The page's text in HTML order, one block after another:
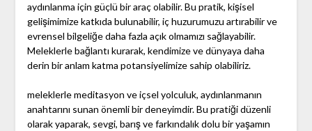
aydınlanma için güçlü bir araç olabilir. Bu pratik, kişisel
gelişimimize katkıda bulunabilir, iç huzurumuzu artırabilir ve
evrensel bilgeliğe daha fazla açık olmamızı sağlayabilir.
Meleklerle bağlantı kurarak, kendimize ve dünyaya daha
derin bir anlam katma potansiyelimize sahip olabiliriz.
meleklerle meditasyon ve içsel yolculuk, aydınlanmanın
anahtarını sunan önemli bir deneyimdir. Bu pratiği düzenli
olarak yaparak, sevgi, barış ve farkındalık dolu bir yaşamın